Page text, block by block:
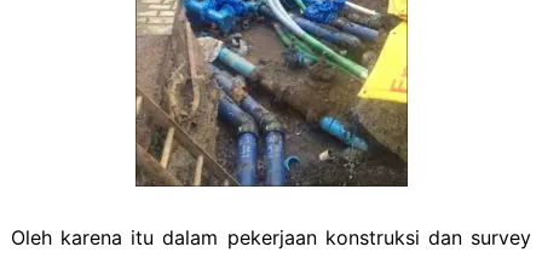
Oleh karena itu dalam pekerjaan konstruksi dan survey